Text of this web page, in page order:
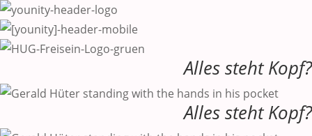
Alles steht Kopf?
Alles steht Kopf?